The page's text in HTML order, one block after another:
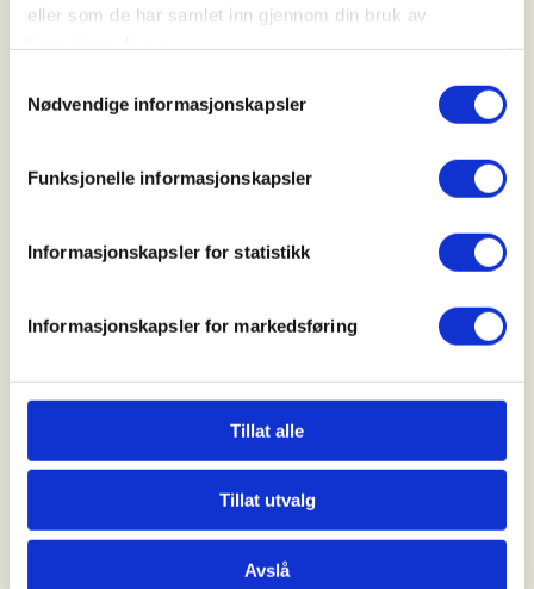
eller som de har samlet inn gjennom din bruk av
Nødvendige informasjonskapsler
Funksjonelle informasjonskapsler
Informasjonskapsler for statistikk
Informasjonskapsler for markedsføring
Tillat alle
Tillat utvalg
Avslå
Kontaktperson
torbjo07@gmail.com
Introjakt på rype med ståande fuglehund
den tida kommer om det blir ski,truger eller kanskje
Ta kontakt om noko er usikkert
Ta med gode klær, mat for dagen og godt humør.
Deltakarane tar med eige våpen og amunisjon sjølv.
Kontakt Tor Einar Bjørk 91106357